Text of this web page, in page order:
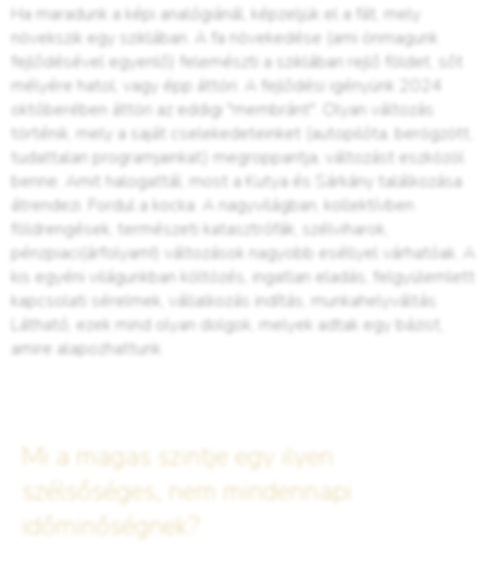
Ha maradunk a képi analógiánál, képzeljük el a fát, mely
növekszik egy sziklában. A fa növekedése (ami önmagunk
fejlődésével egyenlő) felemészti a sziklában rejlő földet, sőt
mélyére hatol, vagy épp áttöri. A fejlődési igényünk 2024
októberében áttöri az eddigi "membránt". Olyan változás
történik, mely a saját cselekedeteinket (autopilóta, berögzött,
tudattalan programjainkat) megroppantja, változást eszközöl
benne. Amit halogattál, most a Kutya és Sárkány találkozása
átrendezi. Fordul a kocka. A nagyvilágban, kollektívben
földrengések, természeti katasztrófák, szélviharok,
pénzpiaci(árfolyam!) változások nagyobb eséllyel várhatóak. A
kis egyéni világunkban költözés, ingatlan eladás, felgyülemlett
kapcsolati sérelmek, vállalkozás indítás, munkahelyváltás.
Látható, ezek mind olyan dolgok, melyek adtak egy bázist,
amire alapozhattunk.
Mi a magas szintje egy ilyen
szélsőséges, nem mindennapi
időminőségnek?